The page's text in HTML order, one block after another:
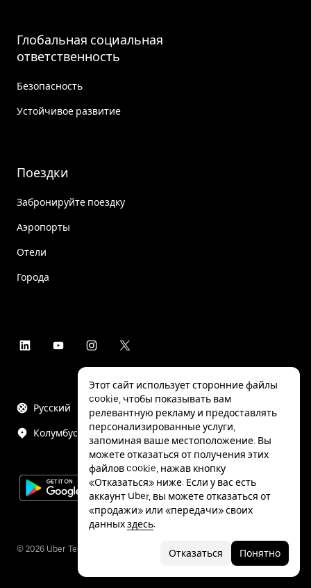
Глобальная социальная
ответственность
Безопасность
Устойчивое развитие
Поездки
Забронируйте поездку
Аэропорты
Отели
Города
Русский
Колумбус
© 2026 Uber Technologies Inc.
Этот сайт использует сторонние файлы
cookie, чтобы показывать вам
релевантную рекламу и предоставлять
персонализированные услуги,
запоминая ваше местоположение. Вы
можете отказаться от получения этих
файлов cookie, нажав кнопку
«Отказаться» ниже. Если у вас есть
аккаунт Uber, вы можете отказаться от
«продажи» или «передачи» своих
данныхздесь.
Отказаться Понятно